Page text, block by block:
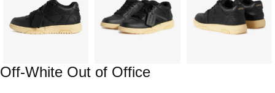
Off-White Out of Office